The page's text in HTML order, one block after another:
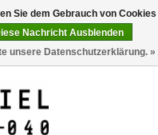
0 Artikel - €0,00
Sie dem Gebrauch von Cookies
Nachricht Ausblenden
unsere Datenschutzerklärung. »